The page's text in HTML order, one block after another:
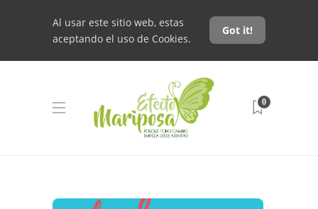
Al usar este sitio web, estas
aceptando el uso de Cookies.
Got it!
0